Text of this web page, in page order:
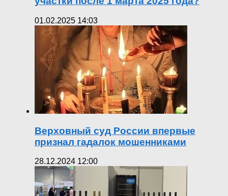
01.02.2025 14:03
Верховный суд России впервые
признал гадалок мошенниками
28.12.2024 12:00